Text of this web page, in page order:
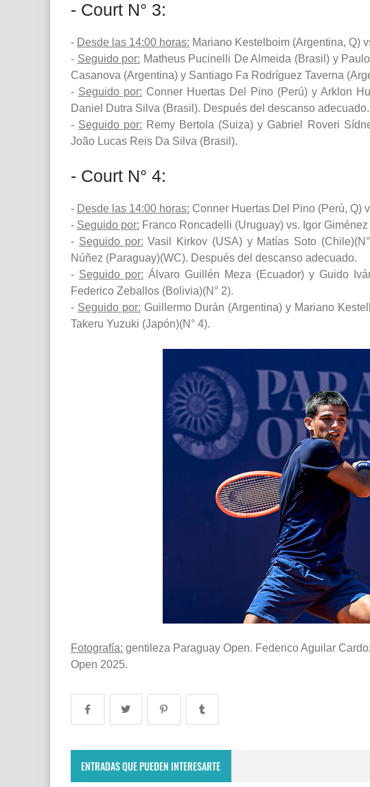
- Court N° 3:
- Desde las 14:00 horas: Mariano Kestelboim (Argentina, Q)
- Seguido por: Matheus Pucinelli De Almeida (Brasil) y
Casanova (Argentina) y Santiago Fa Rodríguez Taverna
- Seguido por: Conner Huertas Del Pino (Perú) y Arklon
Daniel Dutra Silva (Brasil). Después del descanso adecuado.
- Seguido por: Remy Bertola (Suiza) y Gabriel Roveri
João Lucas Reis Da Silva (Brasil).
- Court N° 4:
- Desde las 14:00 horas: Conner Huertas Del Pino (Perú, Q)
- Seguido por: Franco Roncadelli (Uruguay) vs. Igor
- Seguido por: Vasil Kirkov (USA) y Matías Soto
Núñez (Paraguay)(WC). Después del descanso adecuado.
- Seguido por: Álvaro Guillén Meza (Ecuador) y Guido
Federico Zeballos (Bolivia)(N° 2).
- Seguido por: Guillermo Durán (Argentina) y Mariano
Takeru Yuzuki (Japón)(N° 4).
Fotografía: gentileza Paraguay Open. Federico Aguilar
Open 2025.
ENTRADAS QUE PUEDEN INTERESARTE